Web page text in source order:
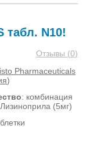
табл. N10!
Отзывы (0)
Pharmaceuticals
)
: комбинация
(5мг)